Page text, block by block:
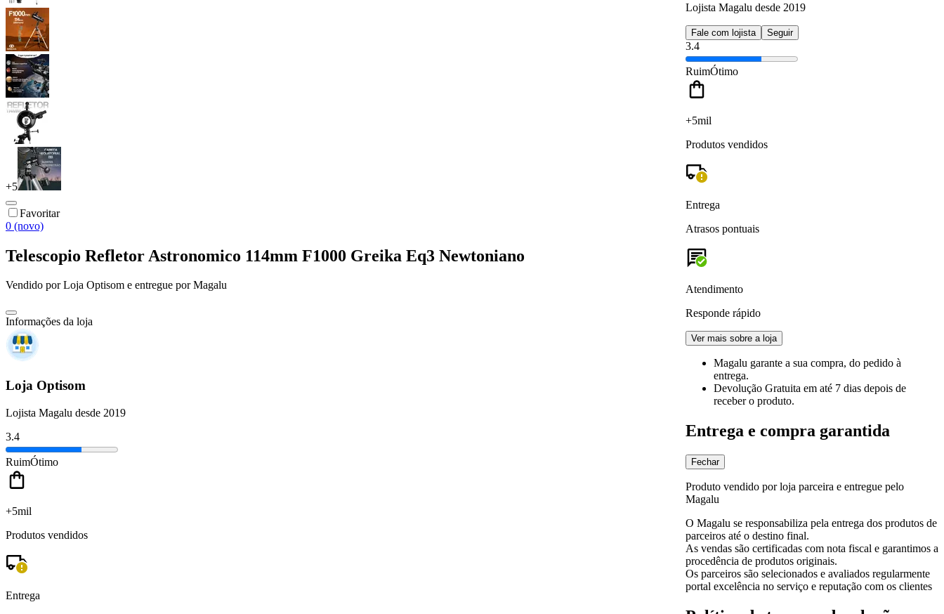
+5
Favoritar
0 (novo)
Telescopio Refletor Astronomico 114mm F1000 Greika Eq3 Newtoniano
Vendido porLoja Optisom e entregue por Magalu
Informações da loja
Loja Optisom
Lojista Magalu desde 2019
3.4
RuimÓtimo
+5mil
Produtos vendidos
Entrega
Lojista Magalu desde 2019
Fale com lojista Seguir
3.4
RuimÓtimo
+5mil
Produtos vendidos
Entrega
Atrasos pontuais
Atendimento
Responde rápido
Ver mais sobre a loja
Magalu garante a sua compra, do pedido à
entrega.
Devolução Gratuita em até 7 dias depois de
receber o produto.
Entrega e compra garantida
Fechar
Produto vendido por loja parceira e entregue pelo
Magalu
O Magalu se responsabiliza pela entrega dos produtos de
parceiros até o destino final.
As vendas são certificadas com nota fiscal e garantimos a
procedência de produtos originais.
Os parceiros são selecionados e avaliados regularmente
portal excelência no serviço e reputação com os clientes